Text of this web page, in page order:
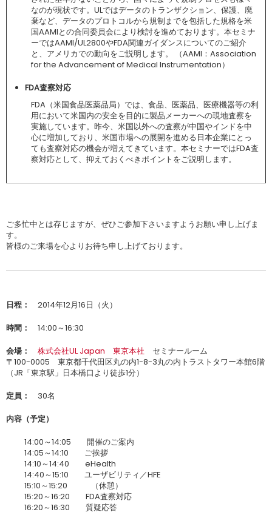
なのが現状です。ULではデータのトランザクション、保護、廃
棄など、データのプロトコルから規制までを包括した規格を米
国AAMIとの合同委員会により検討を進めております。本セミナ
ーではAAMI/UL2800やFDA関連ガイダンスについてのご紹介
と、アメリカでの動向をご説明します。 （AAMI：Association
for the Advancement of Medical Instrumentation）
FDA査察対応
FDA（米国食品医薬品局）では、食品、医薬品、医療機器等の利
用において米国内の安全を目的に製品メーカーへの現地査察を
実施しています。昨今、米国以外への査察が中国やインドを中
心に増加しており、米国市場への展開を進める日本企業にとっ
ても査察対応の機会が増えてきています。本セミナーではFDA査
察対応として、抑えておくべきポイントをご説明します。
ご多忙中とは存じますが、ぜひご参加下さいますようお願い申し上げま
す。
皆様のご来場を心よりお待ち申し上げております。
日程：
2014年12月16日（火）
時間：
14:00～16:30
会場：
株式会社UL Japan 東京本社 セミナールーム
〒100-0005 東京都千代田区丸の内1-8-3丸の内トラストタワー本館6階
（JR「東京駅」日本橋口より徒歩1分）
定員：
30名
内容（予定）
14:00～14:05 開催のご案内
14:05～14:10 ご挨拶
14:10～14:40 eHealth
14:40～15:10 ユーザビリティ／HFE
15:10～15:20 （休憩）
15:20～16:20 FDA査察対応
16:20～16:30 質疑応答